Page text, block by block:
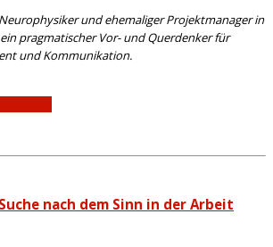
und ehemaliger Projektmanager in
pragmatischer Vor- und Querdenker für
und Kommunikation.
nach dem Sinn in der Arbeit